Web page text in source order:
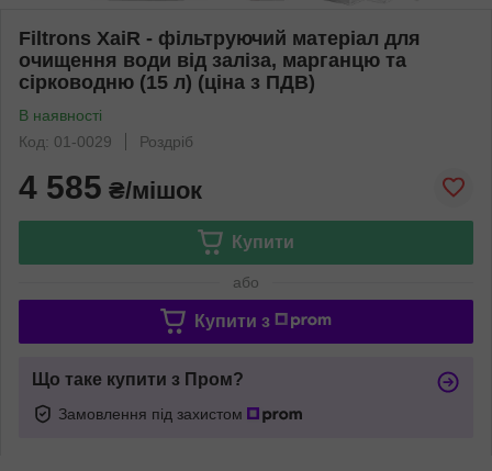
Filtrons XaiR - фільтруючий матеріал для
очищення води від заліза, марганцю та
сірководню (15 л) (ціна з ПДВ)
В наявності
Код: 01-0029
Роздріб
4 585 ₴/мішок
Купити
або
Купити з
Що таке купити з Пром?
Замовлення під захистом